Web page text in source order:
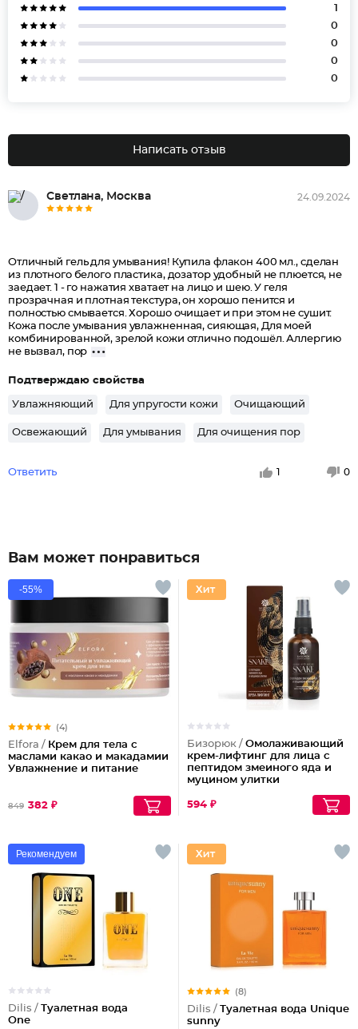
1
0
0
0
0
Написать отзыв
Светлана, Москва 24.09.2024
Отличный гель для умывания! Купила флакон 400 мл., сделан
из плотного белого пластика, дозатор удобный не плюется, не
заедает. 1 - го нажатия хватает на лицо и шею. У геля
прозрачная и плотная текстура, он хорошо пенится и
полностью смывается. Хорошо очищает и при этом не сушит.
Кожа после умывания увлажненная, сияющая, Для моей
комбинированной, зрелой кожи отлично подошёл. Аллергию
не вызвал, пор
Подтверждаю свойства
Увлажняющий Для упругости кожи Очищающий
Освежающий Для умывания Для очищения пор
Ответить 1 0
Вам может понравиться
-55%
(4)
Elfora / Крем для тела с
маслами какао и макадамии
Увлажнение и питание
849 382 ₽
Бизорюк / Омолаживающий
крем-лифтинг для лица с
пептидом змеиного яда и
муцином улитки
594 ₽
Рекомендуем
Dilis / Туалетная вода
One
(8)
Dilis / Туалетная вода Unique
sunny